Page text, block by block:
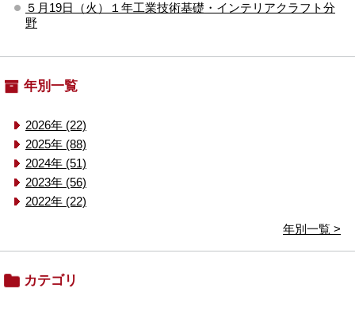
５月19日（火）１年工業技術基礎・インテリアクラフト分
野
年別一覧
2026年 (22)
2025年 (88)
2024年 (51)
2023年 (56)
2022年 (22)
年別一覧 >
カテゴリ